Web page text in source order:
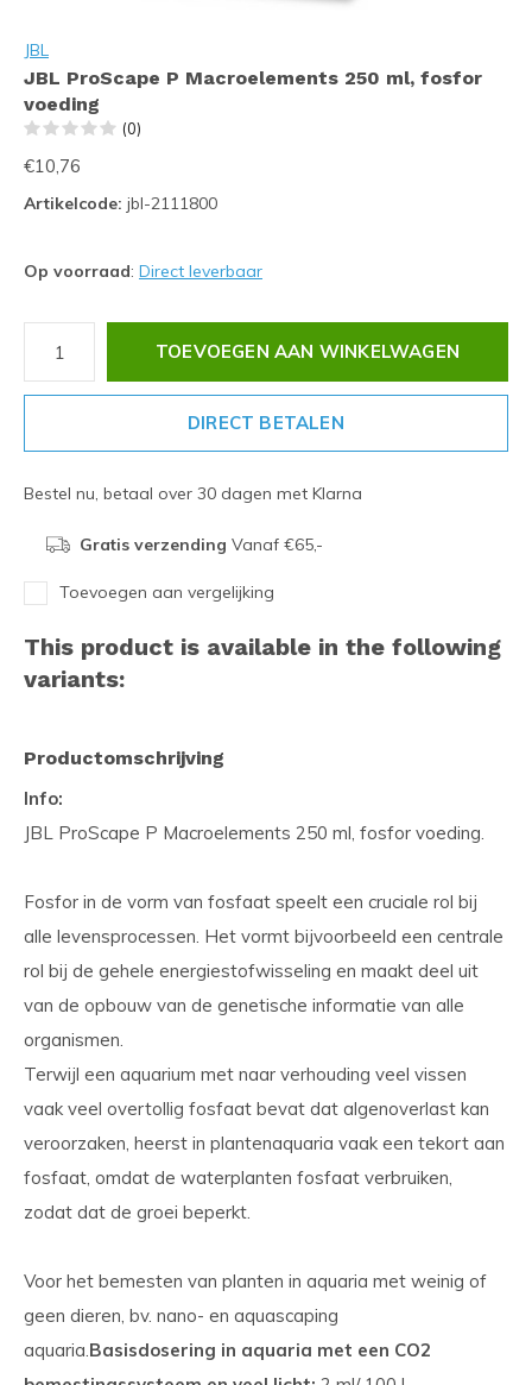
JBL
JBL ProScape P Macroelements 250 ml, fosfor
voeding
(0)
€10,76
Artikelcode: jbl-2111800
Op voorraad: Direct leverbaar
TOEVOEGEN AAN WINKELWAGEN
DIRECT BETALEN
Bestel nu, betaal over 30 dagen met Klarna
Gratis verzending Vanaf €65,-
Toevoegen aan vergelijking
This product is available in the following
variants:
Productomschrijving
Info:
JBL ProScape P Macroelements 250 ml, fosfor voeding.
Fosfor in de vorm van fosfaat speelt een cruciale rol bij
alle levensprocessen. Het vormt bijvoorbeeld een centrale
rol bij de gehele energiestofwisseling en maakt deel uit
van de opbouw van de genetische informatie van alle
organismen.
Terwijl een aquarium met naar verhouding veel vissen
vaak veel overtollig fosfaat bevat dat algenoverlast kan
veroorzaken, heerst in plantenaquaria vaak een tekort aan
fosfaat, omdat de waterplanten fosfaat verbruiken,
zodat dat de groei beperkt.
Voor het bemesten van planten in aquaria met weinig of
geen dieren, bv. nano- en aquascaping
aquaria.Basisdosering in aquaria met een CO2